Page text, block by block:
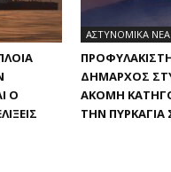
Ο
ΑΣΤΥΝΟΜΙΚΑ ΝΕΑ
ΔΉΜΑΡΧΟΣ
ΑΚΌΜΗ
ΤΗΝ ΠΥΡΚΑΓΙΆ